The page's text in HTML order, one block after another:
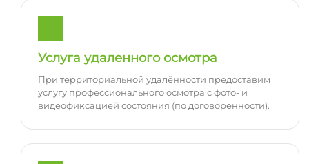
Услуга удаленного осмотра
При территориальной удалённости предоставим
услугу профессионального осмотра с фото- и
видеофиксацией состояния (по договорённости).